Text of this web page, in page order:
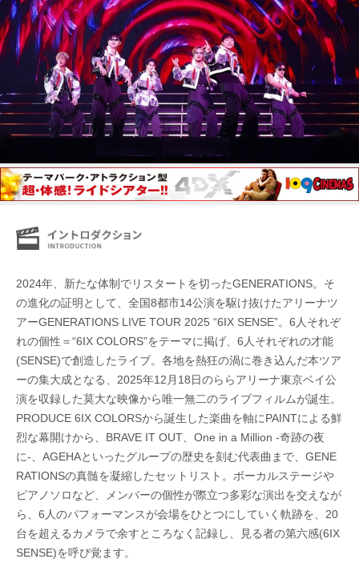
2024年、新たな体制でリスタートを切ったGENERATIONS。そ
の進化の証明として、全国8都市14公演を駆け抜けたアリーナツ
アーGENERATIONS LIVE TOUR 2025 “6IX SENSE”。6人それぞ
れの個性＝“6IX COLORS”をテーマに掲げ、6人それぞれの才能
(SENSE)で創造したライブ。各地を熱狂の渦に巻き込んだ本ツア
ーの集大成となる、2025年12月18日のららアリーナ東京ベイ公
演を収録した莫大な映像から唯一無二のライブフィルムが誕生。
PRODUCE 6IX COLORSから誕生した楽曲を軸にPAINTによる鮮
烈な幕開けから、BRAVE IT OUT、One in a Million -奇跡の夜
に-、AGEHAといったグループの歴史を刻む代表曲まで、GENE
RATIONSの真髄を凝縮したセットリスト。ボーカルステージや
ピアノソロなど、メンバーの個性が際立つ多彩な演出を交えなが
ら、6人のパフォーマンスが会場をひとつにしていく軌跡を、20
台を超えるカメラで余すところなく記録し、見る者の第六感(6IX
SENSE)を呼び覚ます。